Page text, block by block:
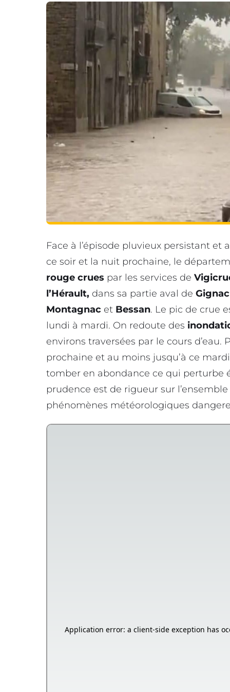
Face à l’épisode pluvieux persistant
ce soir et la nuit prochaine, le
rouge crues par les services de
l’Hérault, dans sa partie aval de Gignac
Montagnac et Bessan. Le pic de crue
lundi à mardi. On redoute des
environs traversées par le cours
prochaine et au moins jusqu’à ce
tomber en abondance ce qui perturbe
prudence est de rigueur sur
phénomènes météorologiques